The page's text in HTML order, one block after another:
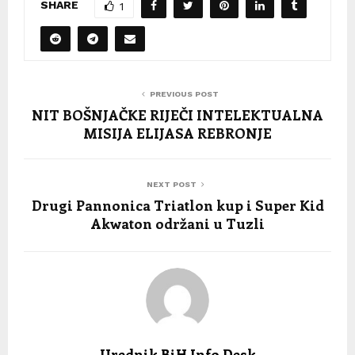
SHARE 1
PREVIOUS POST
NIT BOŠNJAČKE RIJEČI INTELEKTUALNA
MISIJA ELIJASA REBRONJE
NEXT POST
Drugi Pannonica Triatlon kup i Super Kid
Akwaton održani u Tuzli